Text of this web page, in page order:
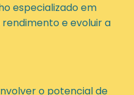
especializado em
e evoluir a
o potencial de